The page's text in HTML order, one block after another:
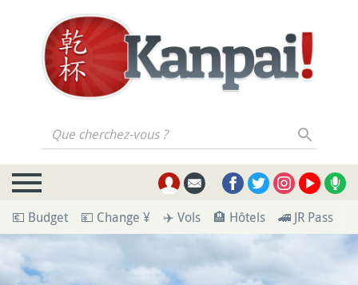
Que cherchez-vous ?
💶 Budget 💴 Change ¥ ✈️ Vols 🏨 Hôtels 🚄 JR Pass